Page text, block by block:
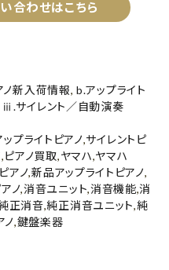
合わせはこちら
ノ新入荷情報,b.アップライト
ⅲ.サイレント／自動演奏
ップライトピアノ,サイレントピ
,ピアノ買取,ヤマハ,ヤマハ
アノ,新品アップライトピアノ,
ノ,消音ユニット,消音機能,消
正消音,純正消音ユニット,純
,鍵盤楽器